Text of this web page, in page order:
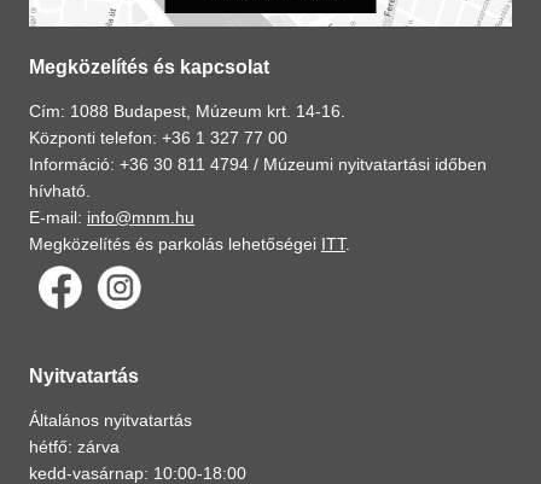
Megközelítés és kapcsolat
Cím: 1088 Budapest, Múzeum krt. 14-16.
Központi telefon: +36 1 327 77 00
Információ: +36 30 811 4794 / Múzeumi nyitvatartási időben
hívható.
E-mail: info@mnm.hu
Megközelítés és parkolás lehetőségei ITT.
Nyitvatartás
Általános nyitvatartás
hétfő: zárva
kedd-vasárnap: 10:00-18:00